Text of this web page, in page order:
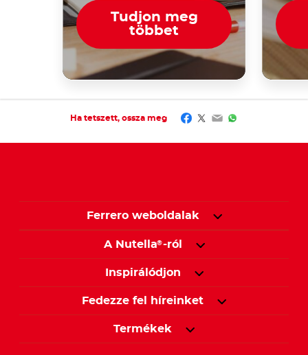
Tudjon meg
többet
Ha tetszett, ossza meg Facebook
Twitter
EmailWhatsApp
Ferrero weboldalak
A Nutella®-ról
Inspirálódjon
Fedezze fel híreinket
Termékek